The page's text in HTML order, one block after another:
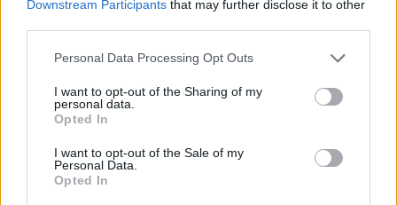
Downstream Participants that may further disclose it to other
Personal Data Processing Opt Outs
I want to opt-out of the Sharing of my
personal data.
Opted In
I want to opt-out of the Sale of my
Personal Data.
Opted In
Zpravodajství
výborné podmínky. Horší voda je jen na
Živohošti
Zpravodajství
Přibudou i tři nové poblíž Svaté Hory
Středočeský kraj upravil pravidla soutěže.
Obce nově získají body i za předcházení